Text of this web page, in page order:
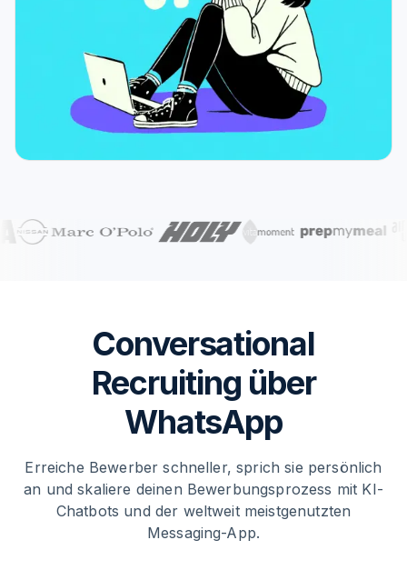
Conversational
Recruiting über
WhatsApp
Erreiche Bewerber schneller, sprich sie persönlich
an und skaliere deinen Bewerbungsprozess mit KI-
Chatbots und der weltweit meistgenutzten
Messaging-App.